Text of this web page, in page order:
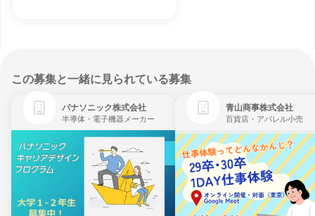
この募集と一緒に見られている募集
パナソニック株式会社
半導体・電子機器メーカー
青山商事株式会社
百貨店・アパレル小売